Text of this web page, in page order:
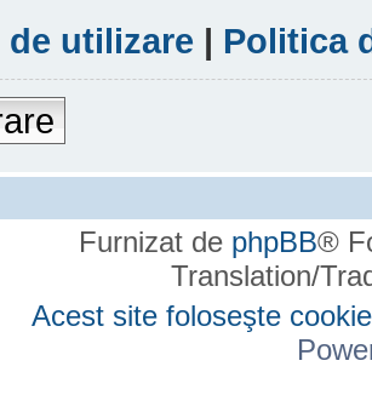
de utilizare | Politica
Furnizat de phpBB®
Translation/
Acest site foloseşte